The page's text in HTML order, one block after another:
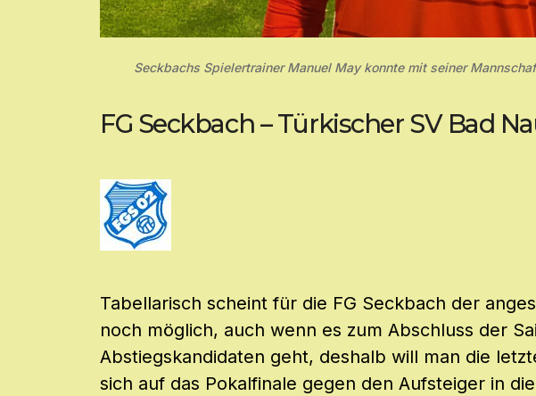
Seckbachs Spielertrainer Manuel May konnte mit seiner
FG Seckbach – Türkischer SV Bad
Tabellarisch scheint für die FG Seckbach der
noch möglich, auch wenn es zum Abschluss der
Abstiegskandidaten geht, deshalb will man die
sich auf das Pokalfinale gegen den Aufsteiger in